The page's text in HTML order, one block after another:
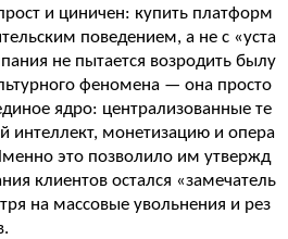
и циничен: купить платформ
поведением, а не с «уста
не пытается возродить былу
феномена — она просто
ядро: централизованные те
интеллект, монетизацию и опера
это позволило им утвержд
клиентов остался «замечатель
на массовые увольнения и рез